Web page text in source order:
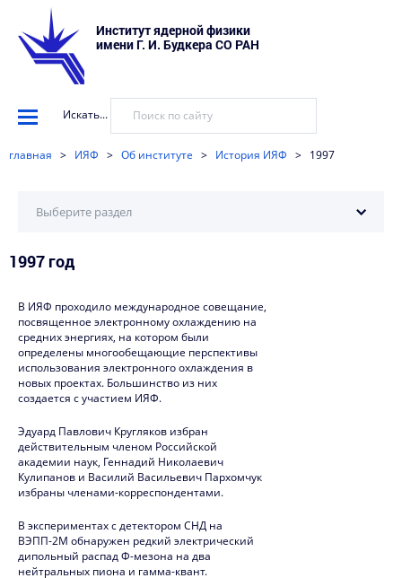
Институт ядерной физики
имени Г. И. Будкера СО РАН
Искать...
главная > ИЯФ > Об институте > История ИЯФ > 1997
2025
2023
2022
2021
2020
2019
Юбилей ИЯФ
2018
2017
Выберите раздел
1997 год
В ИЯФ проходило международное совещание,
посвященное электронному охлаждению на
средних энергиях, на котором были
определены многообещающие перспективы
использования электронного охлаждения в
новых проектах. Большинство из них
создается с участием ИЯФ.
Эдуард Павлович Кругляков избран
действительным членом Российской
академии наук, Геннадий Николаевич
Кулипанов и Василий Васильевич Пархомчук
избраны членами-корреспондентами.
В экспериментах с детектором СНД на
ВЭПП-2М обнаружен редкий электрический
дипольный распад Ф-мезона на два
нейтральных пиона и гамма-квант.